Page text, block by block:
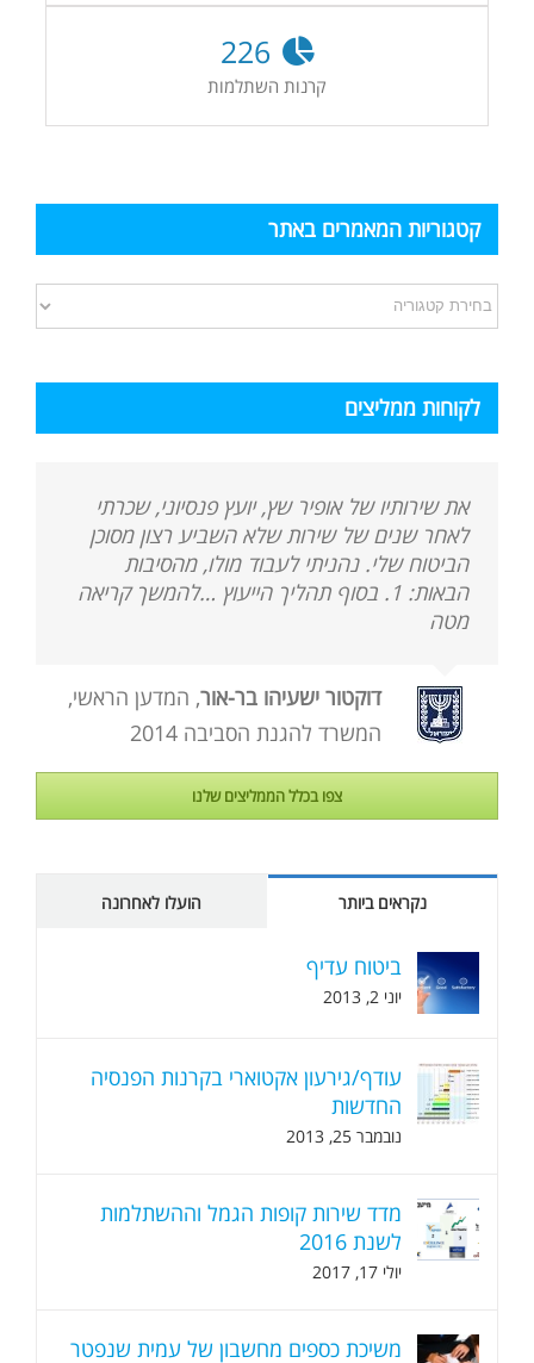
226
קרנות השתלמות
קטגוריות המאמרים באתר
קטגוריות
המאמרים
לקוחות ממליצים
את שירותיו של אופיר שץ, יועץ פנסיוני, שכרתי
לאחר שנים של שירות שלא השביע רצון מסוכן
הביטוח שלי. נהניתי לעבוד מולו, מהסיבות
הבאות: 1. בסוף תהליך הייעוץ …להמשך קריאה
מטה
דוקטור ישעיהו בר-אור, המדען הראשי,
המשרד להגנת הסביבה 2014
צפו בכלל הממליצים שלנו
נקראים ביותר הועלו לאחרונה
ביטוח עדיף
יוני 2, 2013
עודף/גירעון אקטוארי בקרנות הפנסיה
החדשות
נובמבר 25, 2013
מדד שירות קופות הגמל וההשתלמות
לשנת 2016
יולי 17, 2017
משיכת כספים מחשבון של עמית שנפטר